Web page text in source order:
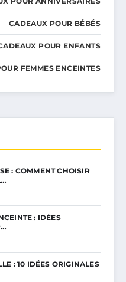
CADEAUX POUR BÉBÉS
POUR ENFANTS
FEMMES ENCEINTES
: COMMENT CHOISIR
: IDÉES
: 10 IDÉES ORIGINALES